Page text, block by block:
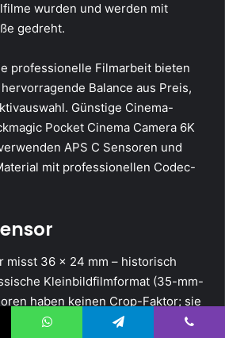
wurden und werden mit
gedreht.
professionelle Filmarbeit bieten
Balance aus Preis,
Günstige Cinema-
Pocket Cinema Camera 6K
APS C Sensoren und
mit professionellen Codec-
misst 36 × 24 mm – historisch
Kleinbildfilmformat (35-mm-
haben keinen Crop-Faktor; sie
an dem alle anderen